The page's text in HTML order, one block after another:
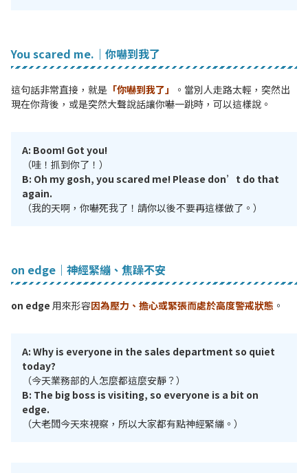
You scared me.｜你嚇到我了
這句話非常直接，就是 「你嚇到我了」
。當別人走路太輕，突然出
現在你背後，或是突然大聲說話讓你嚇一跳時，可以這樣說。
A: Boom! Got you!
（哇！抓到你了！）
B: Oh my gosh, you scared me! Please don’t do that
again.
（我的天啊，你嚇死我了！請你以後不要再這樣做了。）
on edge｜神經緊繃、焦躁不安
on edge 用來形容因為壓力、擔心或緊張而處於高度警戒狀態 。
A: Why is everyone in the sales department so quiet
today?
（今天業務部的人怎麼都這麼安靜？）
B: The big boss is visiting, so everyone is a bit on
edge.
（大老闆今天來視察，所以大家都有點神經緊繃。）